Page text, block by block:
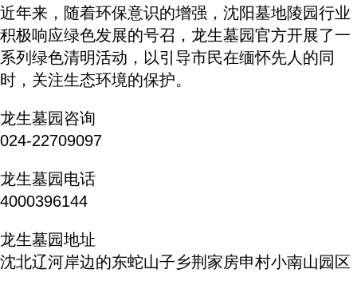
近年来，随着环保意识的增强，沈阳墓地陵园行业
积极响应绿色发展的号召，龙生墓园官方开展了一
系列绿色清明活动，以引导市民在缅怀先人的同
时，关注生态环境的保护。
龙生墓园咨询
024-22709097
龙生墓园电话
4000396144
龙生墓园地址
沈北辽河岸边的东蛇山子乡荆家房申村小南山园区